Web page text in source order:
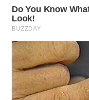
DAIRI
WN
DANAU
TOBA
WN
NIAS